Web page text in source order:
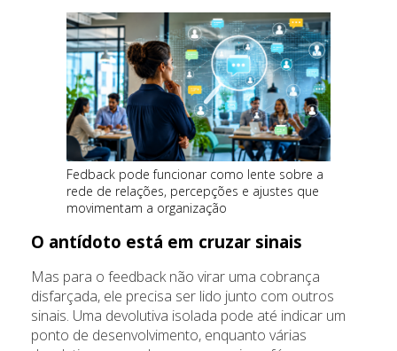
Fedback pode funcionar como lente sobre a
rede de relações, percepções e ajustes que
movimentam a organização
O antídoto está em cruzar sinais
Mas para o feedback não virar uma cobrança
disfarçada, ele precisa ser lido junto com outros
sinais. Uma devolutiva isolada pode até indicar um
ponto de desenvolvimento, enquanto várias